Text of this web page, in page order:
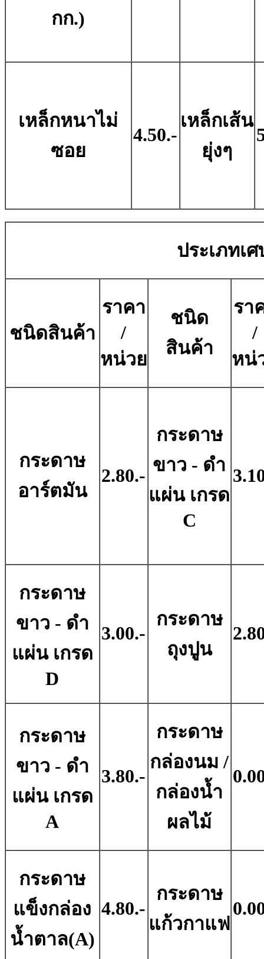
กก.)
เหล็กหนาไม่
ซอย
4.50.-
เหล็กเส้น
ยุ่งๆ
ประเภทเ
ชนิดสินค้า
ราคา
/
หน่วย
ชนิด
สินค้า
รา
/
หน่
กระดาษ
อาร์ตมัน
2.80.-
กระดาษ
ขาว - ดํา
แผ่น เกรด
C
กระดาษ
ขาว - ดํา
แผ่น เกรด
D
3.00.-
กระดาษ
ถุงปูน
กระดาษ
ขาว - ดํา
แผ่น เกรด
A
3.80.-
กระดาษ
กล่องนม /
กล่องน้ำ
ผลไม้
กระดาษ
แข็งกล่อง
น้ำตาล(A)
4.80.-
กระดาษ
แก้วกาแฟ